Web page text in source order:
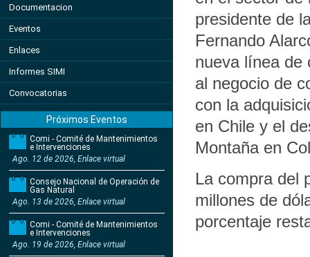
Documentacion
Eventos
Enlaces
Informes SIMI
Convocatorias
Próximos Eventos
Comi - Comité de Mantenimientos
e Intervenciones
Ago. 12 de 2026, Enlace virtual
Consejo Nacional de Operación de
Gas Natural
Ago. 13 de 2026, Enlace virtual
Comi - Comité de Mantenimientos
e Intervenciones
Ago. 19 de 2026, Enlace virtual
presidente de
Fernando
nueva línea de
al negocio de
con la
en Chile y el
Montaña en
La compra del
millones de
porcentaje